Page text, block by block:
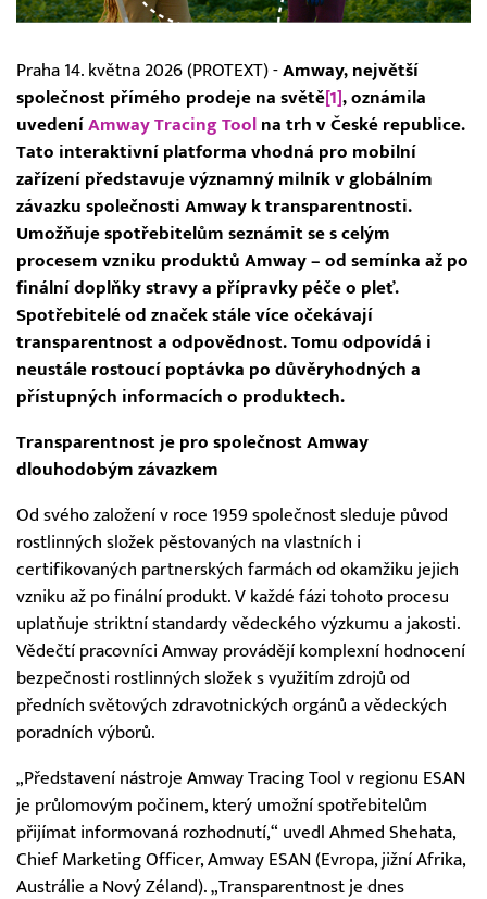
Praha 14. května 2026 (PROTEXT) - Amway, největší
společnost přímého prodeje na světě[1], oznámila
uvedení Amway Tracing Tool na trh v České republice.
Tato interaktivní platforma vhodná pro mobilní
zařízení představuje významný milník v globálním
závazku společnosti Amway k transparentnosti.
Umožňuje spotřebitelům seznámit se s celým
procesem vzniku produktů Amway – od semínka až po
finální doplňky stravy a přípravky péče o pleť.
Spotřebitelé od značek stále více očekávají
transparentnost a odpovědnost. Tomu odpovídá i
neustále rostoucí poptávka po důvěryhodných a
přístupných informacích o produktech.
Transparentnost je pro společnost Amway
dlouhodobým závazkem
Od svého založení v roce 1959 společnost sleduje původ
rostlinných složek pěstovaných na vlastních i
certifikovaných partnerských farmách od okamžiku jejich
vzniku až po finální produkt. V každé fázi tohoto procesu
uplatňuje striktní standardy vědeckého výzkumu a jakosti.
Vědečtí pracovníci Amway provádějí komplexní hodnocení
bezpečnosti rostlinných složek s využitím zdrojů od
předních světových zdravotnických orgánů a vědeckých
poradních výborů.
„Představení nástroje Amway Tracing Tool v regionu ESAN
je průlomovým počinem, který umožní spotřebitelům
přijímat informovaná rozhodnutí,“ uvedl Ahmed Shehata,
Chief Marketing Officer, Amway ESAN (Evropa, jižní Afrika,
Austrálie a Nový Zéland). „Transparentnost je dnes